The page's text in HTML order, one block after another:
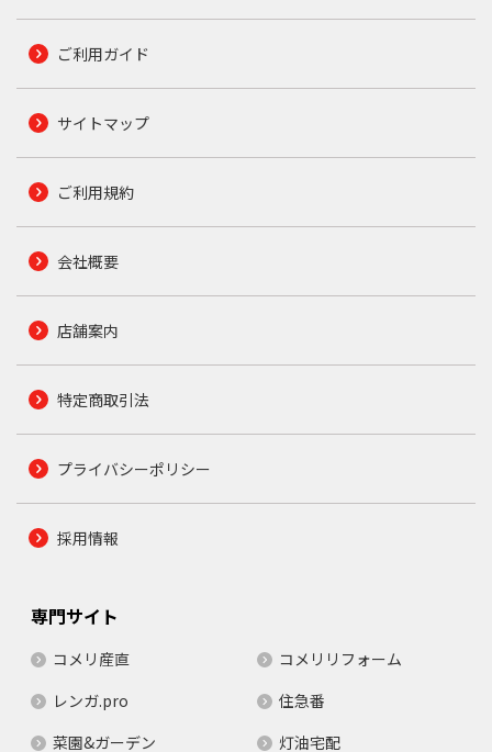
ご利用ガイド
サイトマップ
ご利用規約
会社概要
店舗案内
特定商取引法
プライバシーポリシー
採用情報
専門サイト
コメリ産直
コメリリフォーム
レンガ.pro
住急番
菜園&ガーデン
灯油宅配